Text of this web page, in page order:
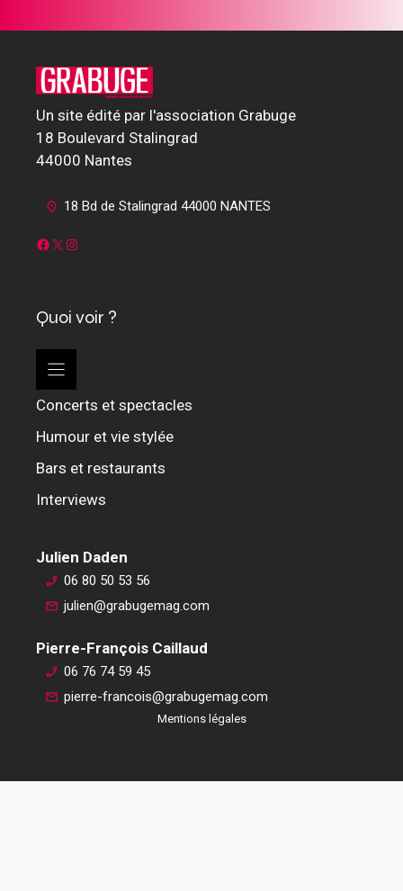
Un site édité par l'association Grabuge
18 Boulevard Stalingrad
44000 Nantes
18 Bd de Stalingrad 44000 NANTES
Facebook
X Instagram
Quoi voir ?
Concerts et spectacles
Humour et vie stylée
Bars et restaurants
Interviews
Julien Daden
06 80 50 53 56
julien@grabugemag.com
Pierre-François Caillaud
06 76 74 59 45
pierre-francois@grabugemag.com
Mentions légales